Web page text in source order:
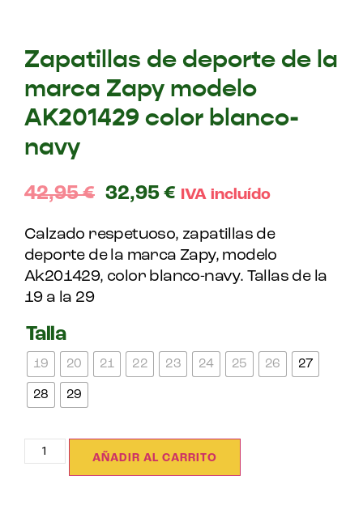
Zapatillas de deporte de la
marca Zapy modelo
AK201429 color blanco-
navy
42,95€ 32,95 € IVA incluído
Calzado respetuoso, zapatillas de
deporte de la marca Zapy, modelo
Ak201429, color blanco-navy. Tallas de la
19 a la 29
Talla
19 20 21 22 23 24 25 26 27
28 29
AÑADIR AL CARRITO